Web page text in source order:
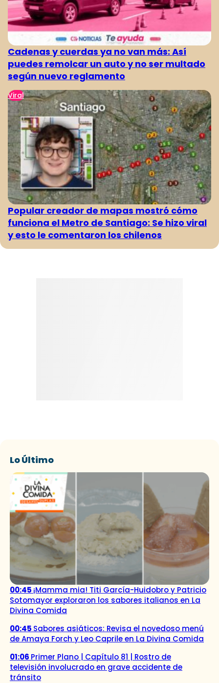
Cadenas y cuerdas ya no van más: Así
puedes remolcar un auto y no ser multado
según nuevo reglamento
Viral
Popular creador de mapas mostró cómo
funciona el Metro de Santiago: Se hizo viral
y esto le comentaron los chilenos
Lo Último
00:45 ¡Mamma mia! Titi García-Huidobro y Patricio
Sotomayor exploraron los sabores italianos en La
Divina Comida
00:45 Sabores asiáticos: Revisa el novedoso menú
de Amaya Forch y Leo Caprile en La Divina Comida
01:06 Primer Plano | Capítulo 81 | Rostro de
televisión involucrado en grave accidente de
tránsito